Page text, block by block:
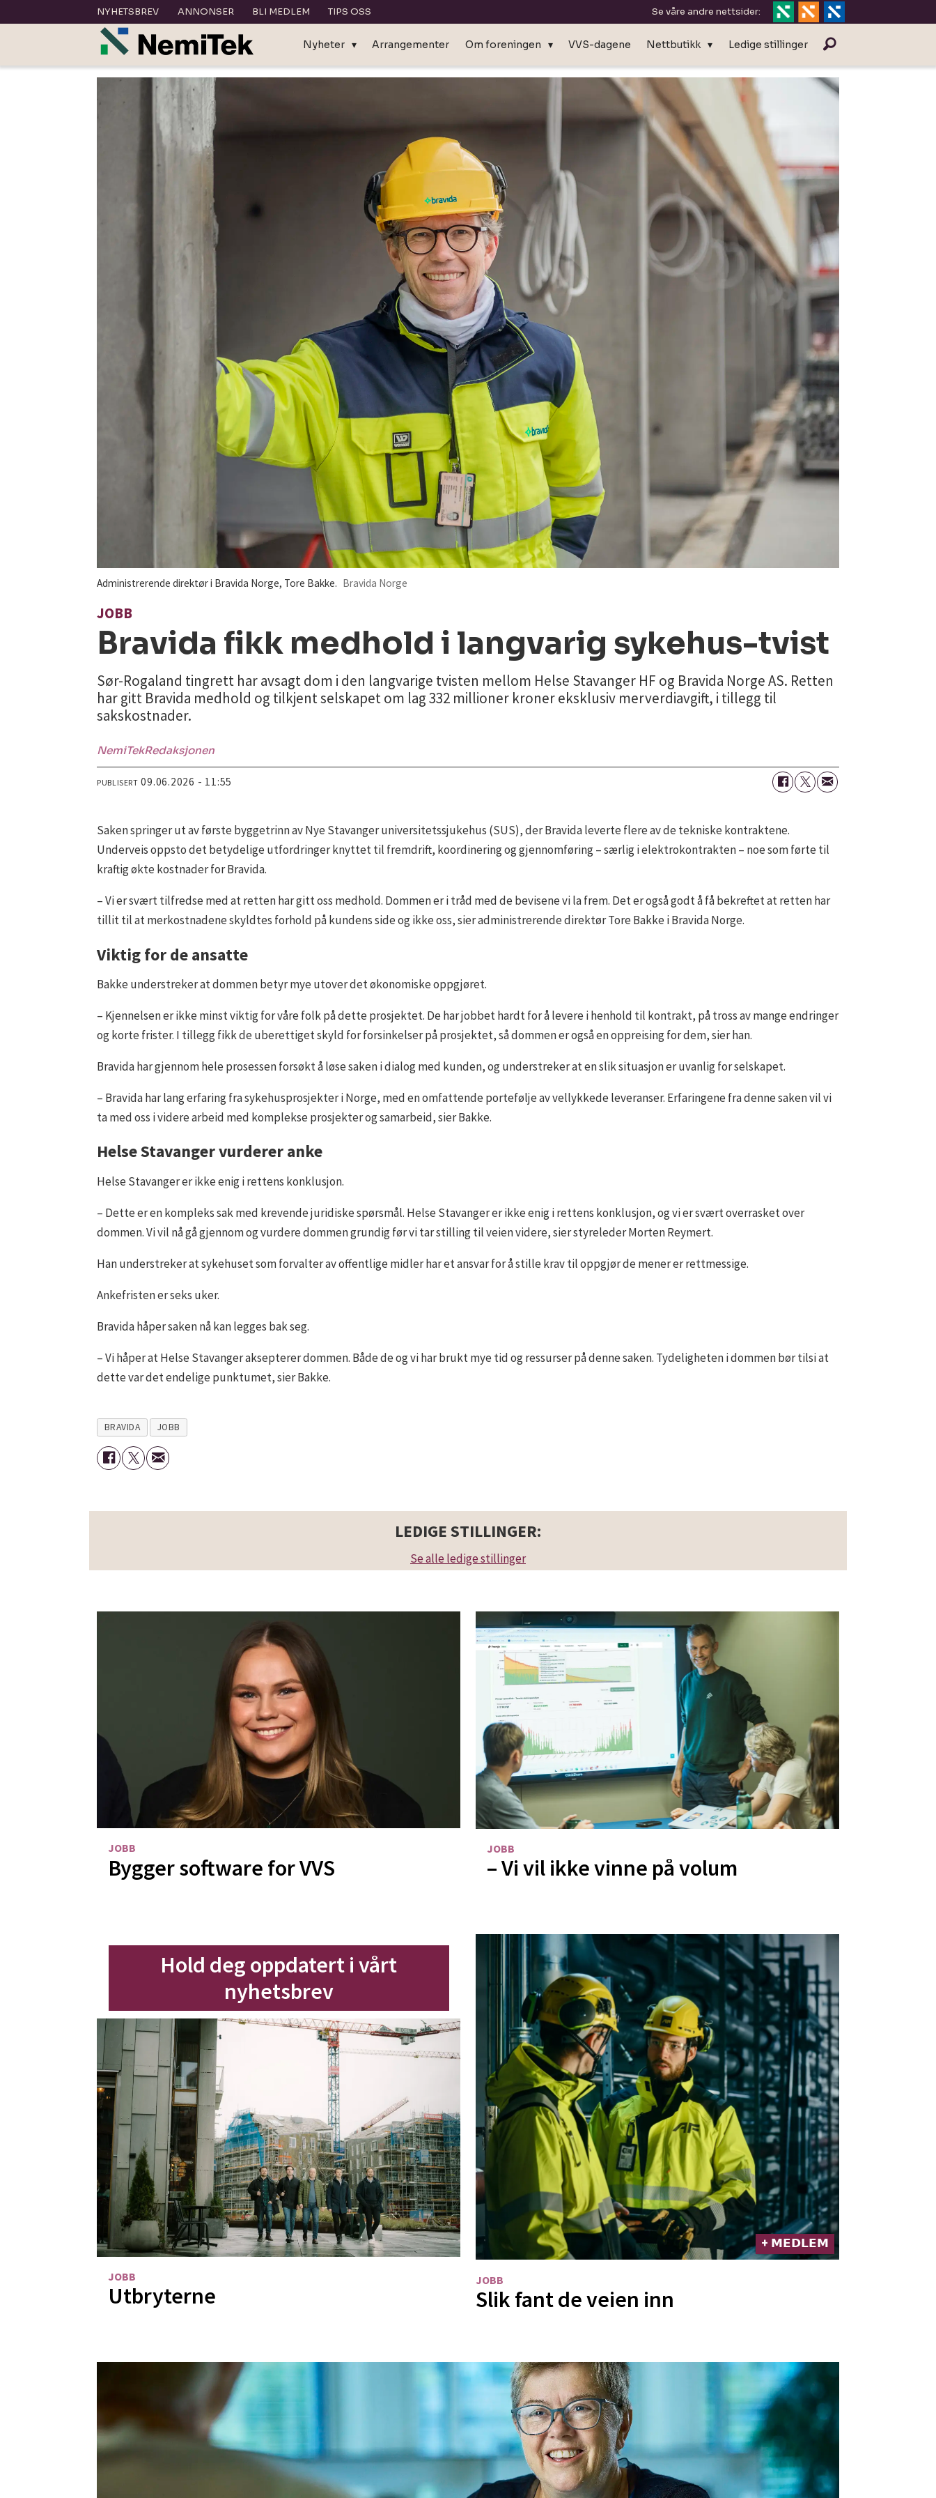
NYHETSBREV ANNONSER BLI MEDLEM TIPS OSS Se våre andre nettsider:
Nyheter Arrangementer Om foreningen VVS-dagene Nettbutikk Ledige stillinger
Administrerende direktør i Bravida Norge, Tore Bakke. Bravida Norge
JOBB
Bravida fikk medhold i langvarig sykehus-tvist
Sør-Rogaland tingrett har avsagt dom i den langvarige tvisten mellom Helse Stavanger HF og Bravida Norge AS. Retten
har gitt Bravida medhold og tilkjent selskapet om lag 332 millioner kroner eksklusiv merverdiavgift, i tillegg til
sakskostnader.
NemiTekRedaksjonen
PUBLISERT 09.06.2026 - 11:55
Saken springer ut av første byggetrinn av Nye Stavanger universitetssjukehus (SUS), der Bravida leverte flere av de tekniske kontraktene.
Underveis oppsto det betydelige utfordringer knyttet til fremdrift, koordinering og gjennomføring – særlig i elektrokontrakten – noe som førte til
kraftig økte kostnader for Bravida.
– Vi er svært tilfredse med at retten har gitt oss medhold. Dommen er i tråd med de bevisene vi la frem. Det er også godt å få bekreftet at retten har
tillit til at merkostnadene skyldtes forhold på kundens side og ikke oss, sier administrerende direktør Tore Bakke i Bravida Norge.
Viktig for de ansatte
Bakke understreker at dommen betyr mye utover det økonomiske oppgjøret.
– Kjennelsen er ikke minst viktig for våre folk på dette prosjektet. De har jobbet hardt for å levere i henhold til kontrakt, på tross av mange endringer
og korte frister. I tillegg fikk de uberettiget skyld for forsinkelser på prosjektet, så dommen er også en oppreising for dem, sier han.
Bravida har gjennom hele prosessen forsøkt å løse saken i dialog med kunden, og understreker at en slik situasjon er uvanlig for selskapet.
– Bravida har lang erfaring fra sykehusprosjekter i Norge, med en omfattende portefølje av vellykkede leveranser. Erfaringene fra denne saken vil vi
ta med oss i videre arbeid med komplekse prosjekter og samarbeid, sier Bakke.
Helse Stavanger vurderer anke
Helse Stavanger er ikke enig i rettens konklusjon.
– Dette er en kompleks sak med krevende juridiske spørsmål. Helse Stavanger er ikke enig i rettens konklusjon, og vi er svært overrasket over
dommen. Vi vil nå gå gjennom og vurdere dommen grundig før vi tar stilling til veien videre, sier styreleder Morten Reymert.
Han understreker at sykehuset som forvalter av offentlige midler har et ansvar for å stille krav til oppgjør de mener er rettmessige.
Ankefristen er seks uker.
Bravida håper saken nå kan legges bak seg.
– Vi håper at Helse Stavanger aksepterer dommen. Både de og vi har brukt mye tid og ressurser på denne saken. Tydeligheten i dommen bør tilsi at
dette var det endelige punktumet, sier Bakke.
BRAVIDA JOBB
LEDIGE STILLINGER:
Se alle ledige stillinger
JOBB
Bygger software for VVS
JOBB
– Vi vil ikke vinne på volum
Hold deg oppdatert i vårt
nyhetsbrev
JOBB
Utbryterne
+ 𝗠𝗘𝗗𝗟𝗘𝗠
JOBB
Slik fant de veien inn